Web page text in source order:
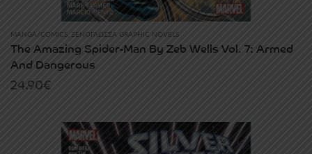
MANGA/COMICS ΞΕΝΌΓΛΩΣΣΑ GRAPHIC NOVELS
The Amazing Spider-Man By Zeb Wells Vol. 7: Armed
And Dangerous
24.90€